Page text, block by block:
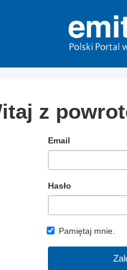
z
Email
Hasło
Pamiętaj mnie.